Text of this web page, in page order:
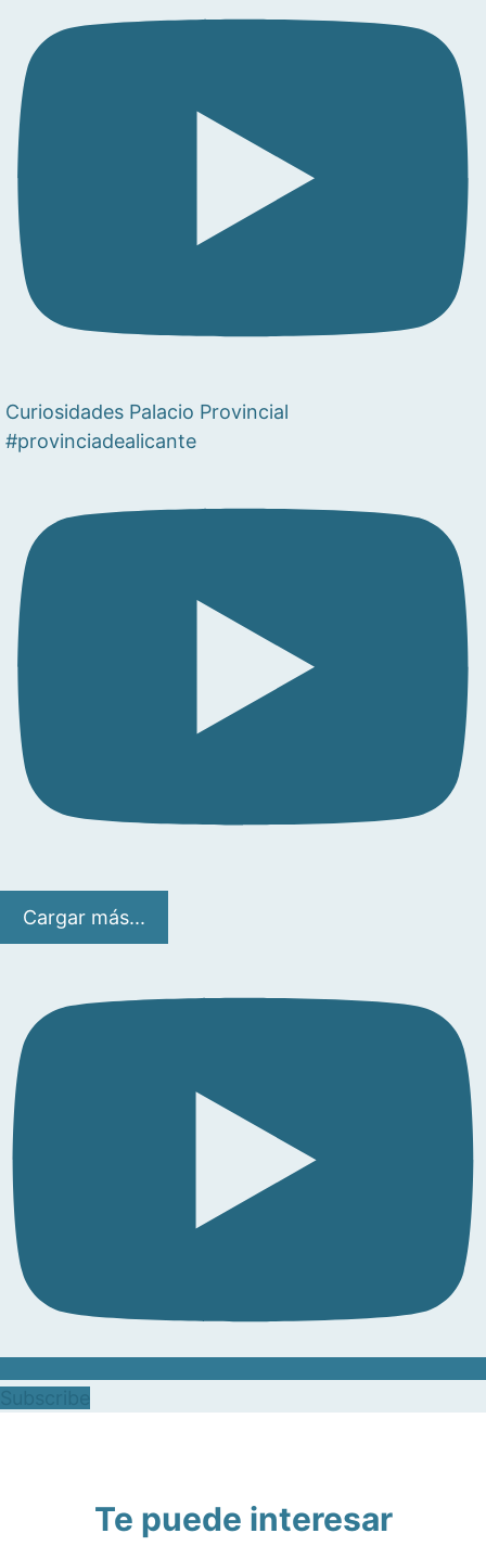
Curiosidades Palacio Provincial
#provinciadealicante
Cargar más...
Te puede interesar